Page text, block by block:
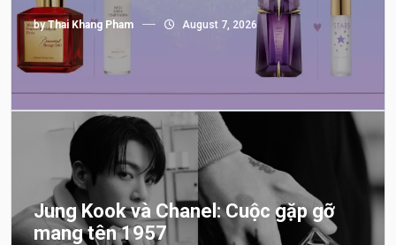
byThai Khang Pham August 7, 2026
Jung Kook và Chanel: Cuộc gặp gỡ
mang tên 1957